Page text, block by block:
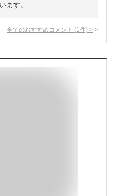
ます。
全てのおすすめコメント (1 件) >